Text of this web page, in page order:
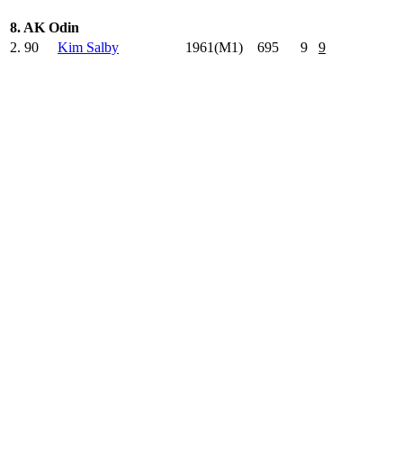
8. AK Odin
2. 90 Kim Salby 1961(M1) 695 9 9